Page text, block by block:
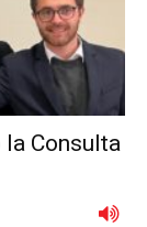
la Consulta